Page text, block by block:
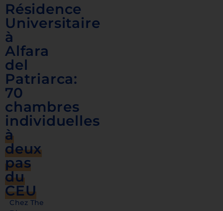
Résidence
Universitaire
à
Alfara
del
Patriarca:
70
chambres
individuelles
à
deux
pas
du
CEU
Chez The